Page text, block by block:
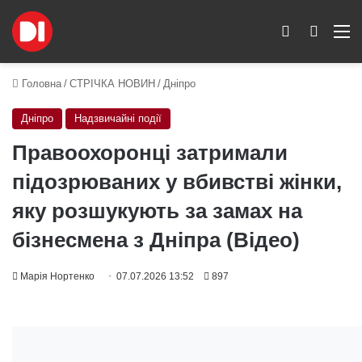
Пошук
Switch skin
Головна / СТРІЧКА НОВИН / Дніпро
Дніпро Надзвичайні події
Правоохоронці затримали
підозрюваних у вбивстві жінки,
яку розшукують за замах на
бізнесмена з Дніпра (Відео)
Марія Нортенко 07.07.2026 13:52 897